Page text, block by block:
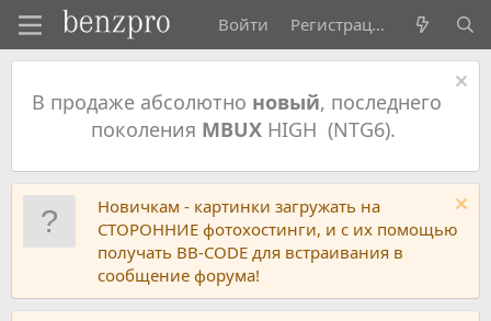
Войти Регистрация
В продаже абсолютно новый, последнего
поколения MBUXHIGH (NTG6).
Новичкам - картинки загружать на
СТОРОННИЕ фотохостинги, и с их помощью
получать BB-CODE для встраивания в
сообщение форума!